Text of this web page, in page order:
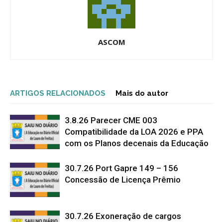
ASCOM
ARTIGOS RELACIONADOS Mais do autor
3.8.26 Parecer CME 003
Compatibilidade da LOA 2026 e PPA
com os Planos decenais da Educação
30.7.26 Port Gapre 149 – 156
Concessão de Licença Prêmio
30.7.26 Exoneração de cargos